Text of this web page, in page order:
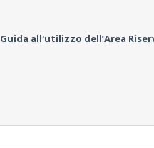
Guida all'utilizzo dell’Area